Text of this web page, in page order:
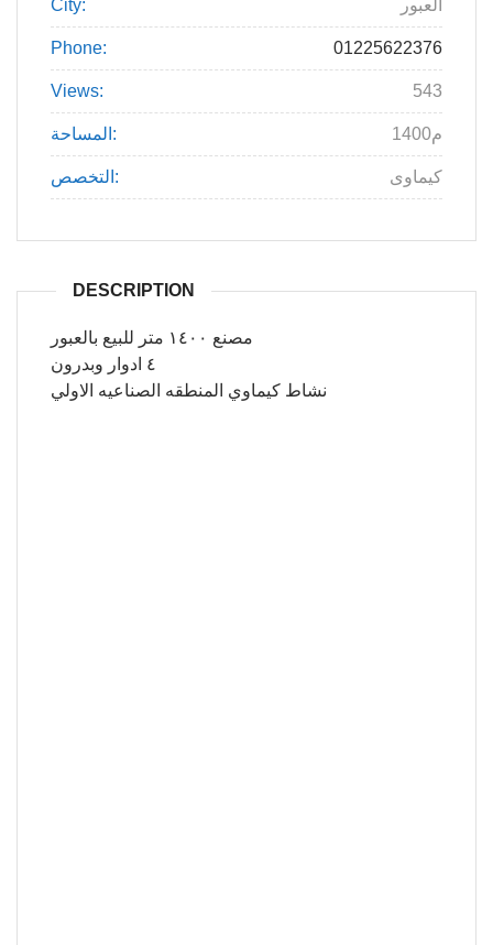
City: العبور
Phone: 01225622376
Views: 543
المساحة: 1400م
التخصص: كيماوى
DESCRIPTION
مصنع ١٤٠٠ متر للبيع بالعبور
٤ ادوار وبدرون
نشاط كيماوي المنطقه الصناعيه الاولي